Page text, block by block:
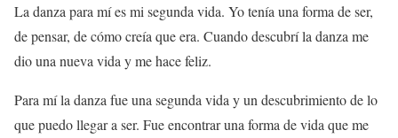
La danza para mí es mi segunda vida. Yo tenía una forma de ser,
de pensar, de cómo creía que era. Cuando descubrí la danza me
dio una nueva vida y me hace feliz.
Para mí la danza fue una segunda vida y un descubrimiento de lo
que puedo llegar a ser. Fue encontrar una forma de vida que me